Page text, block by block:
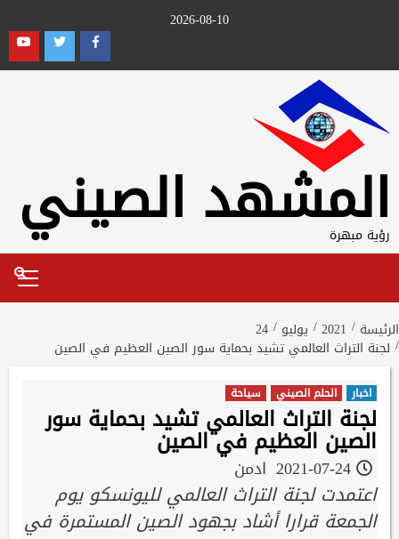
2026-08-10
Facebook
Twitter
المشهد الصيني
رؤية مبهرة
Primary
الرئيسة 2021 يوليو 24
لجنة التراث العالمي تشيد بحماية سور الصين العظيم في الصين
اخبار الحلم الصيني سياحة
لجنة التراث العالمي تشيد بحماية سور
الصين العظيم في الصين
ادمن
اعتمدت لجنة التراث العالمي لليونسكو يوم
الجمعة قرارا أشاد بجهود الصين المستمرة في